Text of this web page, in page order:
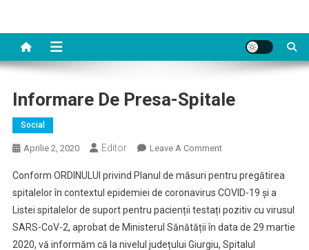
Informare De Presa-Spitale
Social
Aprilie 2, 2020 Editor Leave A CommentOn
De
Presa-
Spitale
Conform ORDINULUI privind Planul de măsuri pentru pregătirea
spitalelor în contextul epidemiei de coronavirus COVID-19 și a
Listei spitalelor de suport pentru pacienții testați pozitiv cu virusul
SARS-CoV-2, aprobat de Ministerul Sănătății în data de 29 martie
2020, vă informăm că la nivelul județului Giurgiu, Spitalul